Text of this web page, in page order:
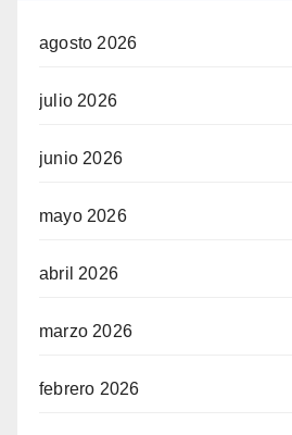
agosto 2026
julio 2026
junio 2026
mayo 2026
abril 2026
marzo 2026
febrero 2026